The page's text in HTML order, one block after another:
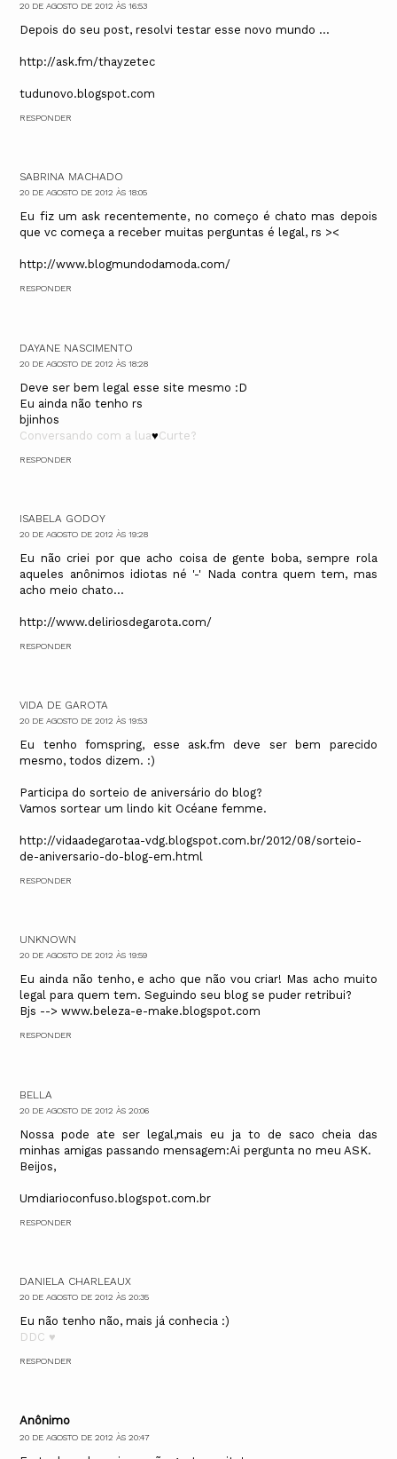
20 DE AGOSTO DE 2012 ÀS 16:53
Depois do seu post, resolvi testar esse novo mundo ...
http://ask.fm/thayzetec
tudunovo.blogspot.com
RESPONDER
SABRINA MACHADO
20 DE AGOSTO DE 2012 ÀS 18:05
Eu fiz um ask recentemente, no começo é chato mas depois
que vc começa a receber muitas perguntas é legal, rs ><
http://www.blogmundodamoda.com/
RESPONDER
DAYANE NASCIMENTO
20 DE AGOSTO DE 2012 ÀS 18:28
Deve ser bem legal esse site mesmo :D
Eu ainda não tenho rs
bjinhos
Conversando com a lua♥Curte?
RESPONDER
ISABELA GODOY
20 DE AGOSTO DE 2012 ÀS 19:28
Eu não criei por que acho coisa de gente boba, sempre rola
aqueles anônimos idiotas né '-' Nada contra quem tem, mas
acho meio chato...
http://www.deliriosdegarota.com/
RESPONDER
VIDA DE GAROTA
20 DE AGOSTO DE 2012 ÀS 19:53
Eu tenho fomspring, esse ask.fm deve ser bem parecido
mesmo, todos dizem. :)
Participa do sorteio de aniversário do blog?
Vamos sortear um lindo kit Océane femme.
http://vidaadegarotaa-vdg.blogspot.com.br/2012/08/sorteio-
de-aniversario-do-blog-em.html
RESPONDER
UNKNOWN
20 DE AGOSTO DE 2012 ÀS 19:59
Eu ainda não tenho, e acho que não vou criar! Mas acho muito
legal para quem tem. Seguindo seu blog se puder retribui?
Bjs --> www.beleza-e-make.blogspot.com
RESPONDER
BELLA
20 DE AGOSTO DE 2012 ÀS 20:06
Nossa pode ate ser legal,mais eu ja to de saco cheia das
minhas amigas passando mensagem:Ai pergunta no meu ASK.
Beijos,
Umdiarioconfuso.blogspot.com.br
RESPONDER
DANIELA CHARLEAUX
20 DE AGOSTO DE 2012 ÀS 20:35
Eu não tenho não, mais já conhecia :)
DDC ♥
RESPONDER
Anônimo
20 DE AGOSTO DE 2012 ÀS 20:47